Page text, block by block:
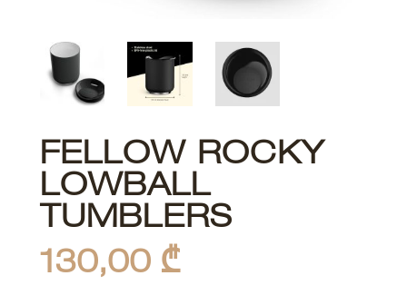
FELLOW ROCKY
LOWBALL
TUMBLERS
130,00 ₾